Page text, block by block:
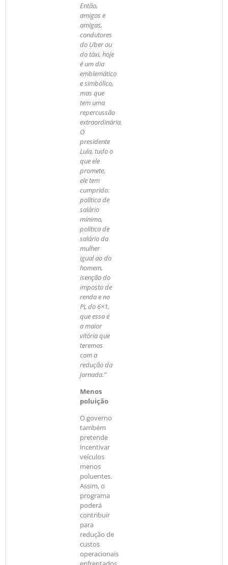
Então,
amigos e
amigas,
condutores
do Uber ou
do táxi, hoje
é um dia
emblemático
e simbólico,
mas que
tem uma
repercussão
extraordinária.
O
presidente
Lula, tudo o
que ele
promete,
ele tem
cumprido:
política de
salário
mínimo,
política de
salário da
mulher
igual ao do
homem,
isenção do
imposto de
renda e no
PL do 6×1,
que essa é
a maior
vitória que
teremos
com a
redução da
jornada.”
Menos
poluição
O governo
também
pretende
incentivar
veículos
menos
poluentes.
Assim, o
programa
poderá
contribuir
para
redução de
custos
operacionais